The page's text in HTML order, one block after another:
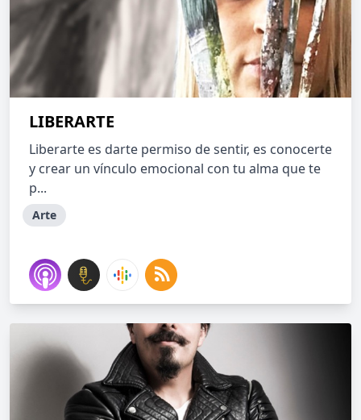
LIBERARTE
Liberarte es darte permiso de sentir, es conocerte
y crear un vínculo emocional con tu alma que te
p...
Arte